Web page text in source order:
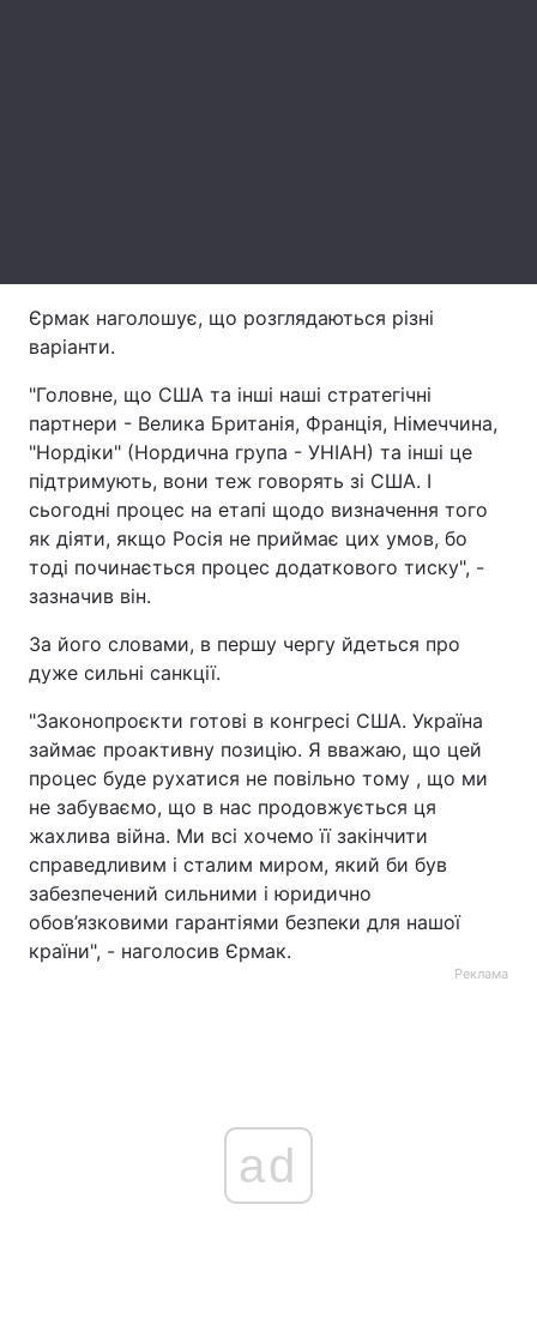
Тема оформлення
Єрмак наголошує, що розглядаються різні
варіанти.
"Головне, що США та інші наші стратегічні
партнери - Велика Британія, Франція, Німеччина,
"Нордіки" (Нордична група - УНІАН) та інші це
підтримують, вони теж говорять зі США. І
сьогодні процес на етапі щодо визначення того
як діяти, якщо Росія не приймає цих умов, бо
тоді починається процес додаткового тиску", -
зазначив він.
За його словами, в першу чергу йдеться про
дуже сильні санкції.
"Законопроєкти готові в конгресі США. Україна
займає проактивну позицію. Я вважаю, що цей
процес буде рухатися не повільно тому , що ми
не забуваємо, що в нас продовжується ця
жахлива війна. Ми всі хочемо її закінчити
справедливим і сталим миром, який би був
забезпечений сильними і юридично
обов’язковими гарантіями безпеки для нашої
країни", - наголосив Єрмак.
Реклама
ad